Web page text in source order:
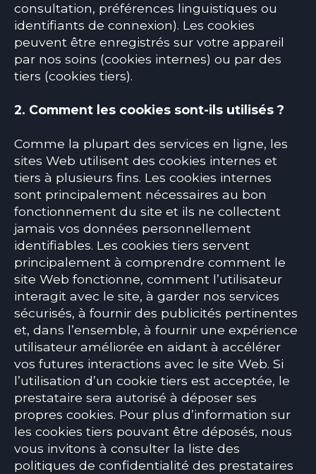
consultation, préférences linguistiques ou
identifiants de connexion). Les cookies
peuvent être enregistrés sur votre appareil
par nos soins (cookies internes) ou par des
tiers (cookies tiers).
2. Comment les cookies sont-ils utilisés ?
Comme la plupart des services en ligne, les
sites Web utilisent des cookies internes et
tiers à plusieurs fins. Les cookies internes
sont principalement nécessaires au bon
fonctionnement du site et ils ne collectent
jamais vos données personnellement
identifiables. Les cookies tiers servent
principalement à comprendre comment le
site Web fonctionne, comment l’utilisateur
interagit avec le site, à garder nos services
sécurisés, à fournir des publicités pertinentes
et, dans l’ensemble, à fournir une expérience
utilisateur améliorée en aidant à accélérer
vos futures interactions avec le site Web. Si
l’utilisation d’un cookie tiers est acceptée, le
prestataire sera autorisé à déposer ses
propres cookies. Pour plus d’information sur
les cookies tiers pouvant être déposés, nous
vous invitons à consulter la liste des
politiques de confidentialité des prestataires